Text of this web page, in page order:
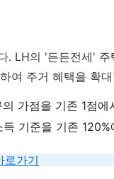
. LH의 '든든전세' 주
하여 주거 혜택을 확
가점을 기존 1점에
기준을 기존
로가기